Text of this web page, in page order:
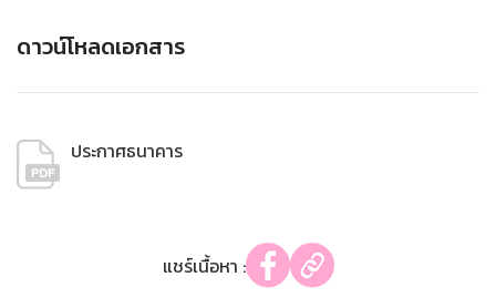
ดาวน์โหลดเอกสาร
ประกาศธนาคาร
แชร์เนื้อหา :